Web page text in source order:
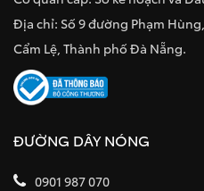
Địa chỉ: Số 9 đường Phạm
Cẩm Lệ, Thành phố Đà Nẵng.
ĐƯỜNG DÂY NÓNG
0901 987 070